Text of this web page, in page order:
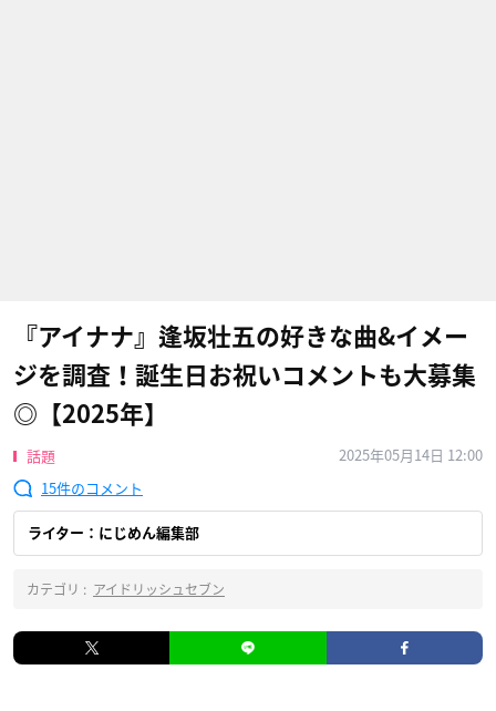
『アイナナ』逢坂壮五の好きな曲&イメー
ジを調査！誕生日お祝いコメントも大募集
◎【2025年】
話題
2025年05月14日 12:00
15
ライター：にじめん編集部
カテゴリ : アイドリッシュセブン